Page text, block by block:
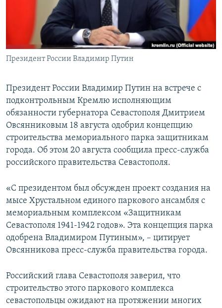
ПОБЕДИТЕЛЕЙ НЕ СУДЯТ?
КРЫМ.НЕПОКОРЕННЫЙ
ELIFBE
УКРАИНСКАЯ ПРОБЛЕМА КРЫМА
ПРИСОЕДИНЯЙТЕСЬ!
Президент России Владимир Путин
Президент России Владимир Путин на встрече с
подконтрольным Кремлю исполняющим
обязанности губернатора Севастополя Дмитрием
Овсянниковым 18 августа одобрил концепцию
строительства мемориального парка защитникам
города. Об этом 20 августа сообщила пресс-служба
российского правительства Севастополя.
«С президентом был обсужден проект создания на
мысе Хрустальном единого паркового ансамбля с
мемориальным комплексом «Защитникам
Севастополя 1941-1942 годов». Эта концепция парка
одобрена Владимиром Путиным», – цитирует
Овсянникова пресс-служба правительства города.
Российский глава Севастополя заверил, что
строительство этого паркового комплекса
севастопольцы ожидают на протяжении многих